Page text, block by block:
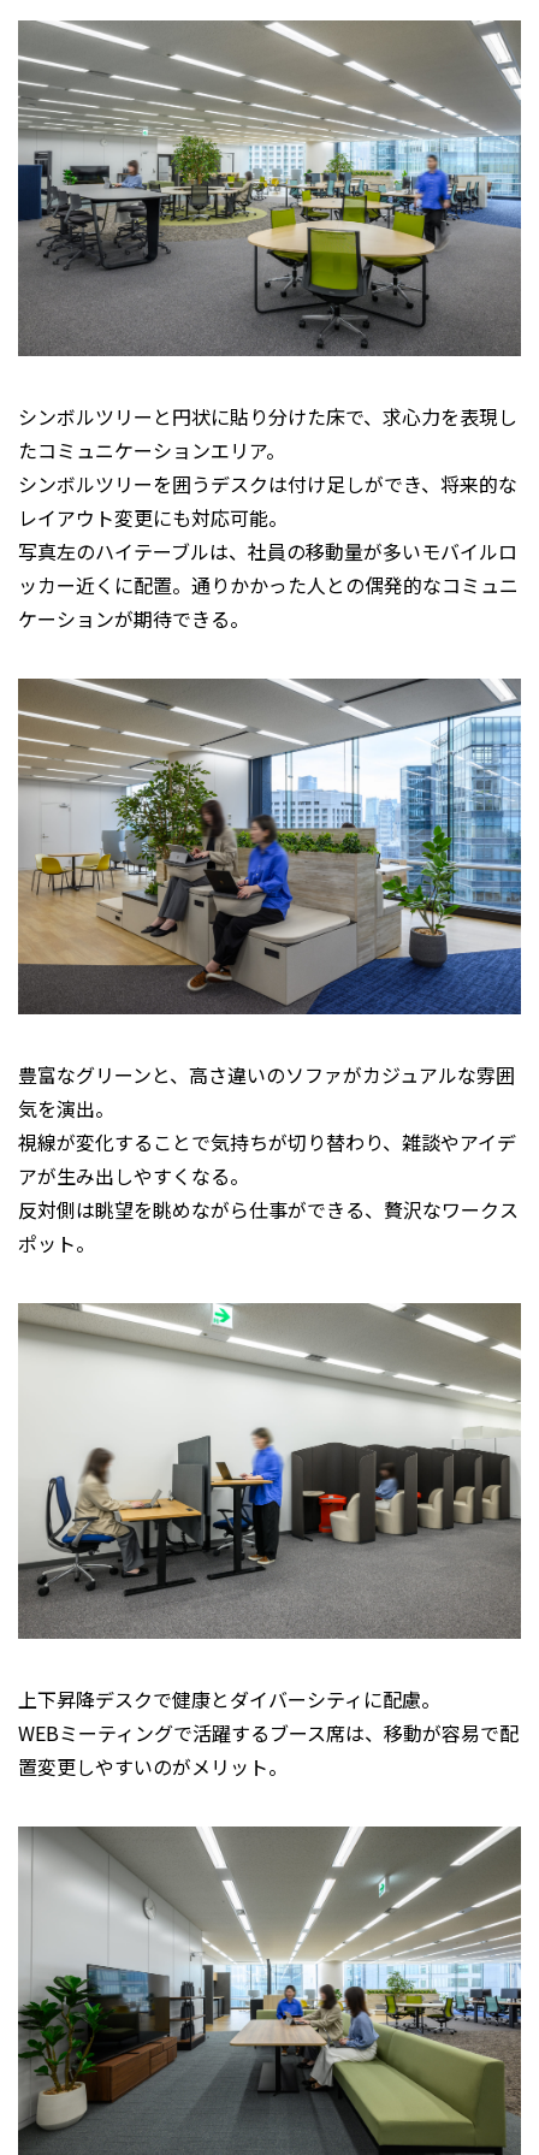
シンボルツリーと円状に貼り分けた床で、求心力を表現し
たコミュニケーションエリア。
シンボルツリーを囲うデスクは付け足しができ、将来的な
レイアウト変更にも対応可能。
写真左のハイテーブルは、社員の移動量が多いモバイルロ
ッカー近くに配置。通りかかった人との偶発的なコミュニ
ケーションが期待できる。
豊富なグリーンと、高さ違いのソファがカジュアルな雰囲
気を演出。
視線が変化することで気持ちが切り替わり、雑談やアイデ
アが生み出しやすくなる。
反対側は眺望を眺めながら仕事ができる、贅沢なワークス
ポット。
上下昇降デスクで健康とダイバーシティに配慮。
WEBミーティングで活躍するブース席は、移動が容易で配
置変更しやすいのがメリット。